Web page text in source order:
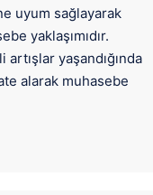
uyum sağlayarak
yaklaşımıdır.
yaşandığında
alarak muhasebe